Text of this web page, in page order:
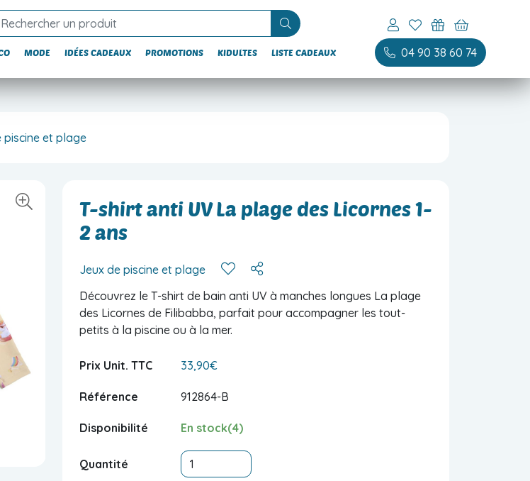
MODE IDÉES CADEAUX PROMOTIONS KIDULTES LISTE CADEAUX 04 90 38 60 74
piscine et plage
T-shirt anti UV La plage des Licornes 1-
2 ans
Jeux de piscine et plage
Découvrez le T-shirt de bain anti UV à manches longues La plage
des Licornes de Filibabba, parfait pour accompagner les tout-
petits à la piscine ou à la mer.
Prix Unit. TTC 33,90€
Référence 912864-B
Disponibilité En stock(4)
Quantité